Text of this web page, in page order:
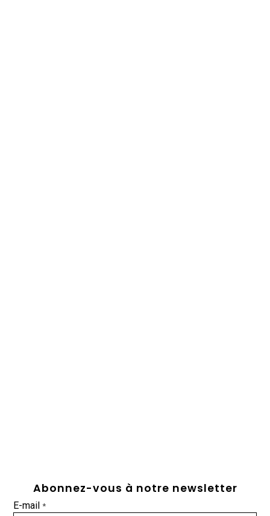
Abonnez-vous à notre newsletter
E-mail*